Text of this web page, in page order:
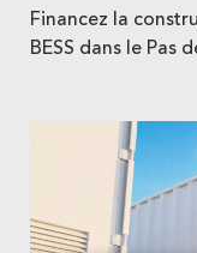
Financez la
BESS dans le Pas